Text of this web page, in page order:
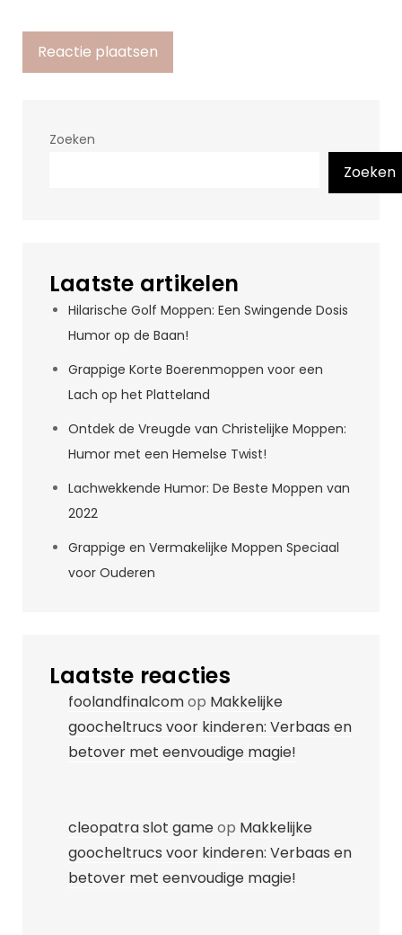
Zoeken
Zoeken
Laatste artikelen
Hilarische Golf Moppen: Een Swingende Dosis
Humor op de Baan!
Grappige Korte Boerenmoppen voor een
Lach op het Platteland
Ontdek de Vreugde van Christelijke Moppen:
Humor met een Hemelse Twist!
Lachwekkende Humor: De Beste Moppen van
2022
Grappige en Vermakelijke Moppen Speciaal
voor Ouderen
Laatste reacties
foolandfinalcomop Makkelijke
goocheltrucs voor kinderen: Verbaas en
betover met eenvoudige magie!
cleopatra slot gameop Makkelijke
goocheltrucs voor kinderen: Verbaas en
betover met eenvoudige magie!